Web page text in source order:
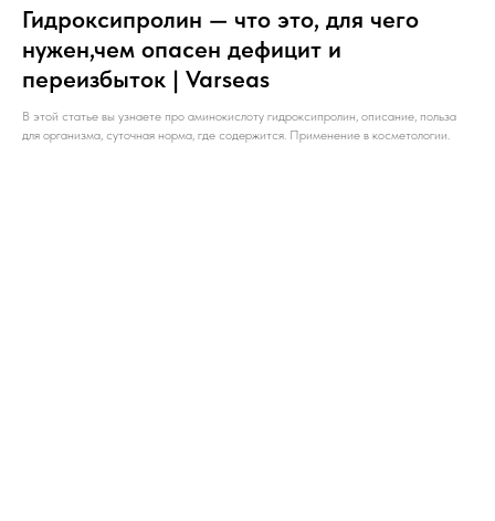
Гидроксипролин — что это, для чего
нужен,чем опасен дефицит и
переизбыток | Varseas
В этой статье вы узнаете про аминокислоту гидроксипролин, описание, польза
для организма, суточная норма, где содержится. Применение в косметологии.